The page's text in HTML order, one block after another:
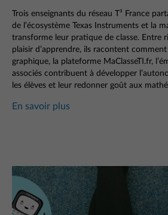
Trois enseignants du réseau T³ France
de l’écosystème Texas Instruments et la
transforme leur pratique de classe. Entre
plaisir d’apprendre, ils racontent
graphique, la plateforme MaClasseTI.fr,
associés contribuent à développer
les élèves et leur redonner goût aux
En savoir plus